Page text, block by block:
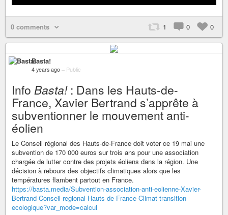
0 comments 1 0 0
Basta!
4 years ago – Public
Info Basta!: Dans les Hauts-de-
France, Xavier Bertrand s’apprête à
subventionner le mouvement anti-
éolien
Le Conseil régional des Hauts-de-France doit voter ce 19 mai une
subvention de 170 000 euros sur trois ans pour une association
chargée de lutter contre des projets éoliens dans la région. Une
décision à rebours des objectifs climatiques alors que les
températures flambent partout en France.
https://basta.media/Subvention-association-anti-eolienne-Xavier-
Bertrand-Conseil-regional-Hauts-de-France-Climat-transition-
ecologique?var_mode=calcul